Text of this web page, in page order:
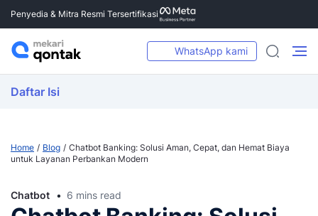
Penyedia & Mitra Resmi Tersertifikasi
WhatsApp kami
Daftar Isi
Home Blog
Chatbot Banking: Solusi Aman, Cepat, dan Hemat Biaya
untuk Layanan Perbankan Modern
Chatbot 6 mins read